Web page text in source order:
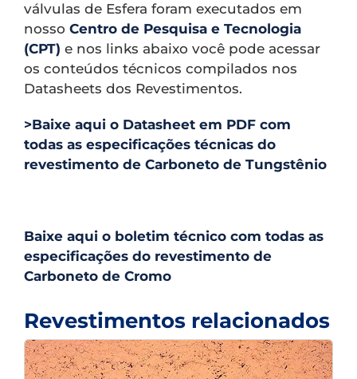
válvulas de Esfera foram executados em
nosso Centro de Pesquisa e Tecnologia
(CPT) e nos links abaixo você pode acessar
os conteúdos técnicos compilados nos
Datasheets dos Revestimentos.
>Baixe aqui o Datasheet em PDF com
todas as especificações técnicas do
revestimento de Carboneto de Tungstênio
Baixe aqui o boletim técnico com todas as
especificações do revestimento de
Carboneto de Cromo
Revestimentos relacionados